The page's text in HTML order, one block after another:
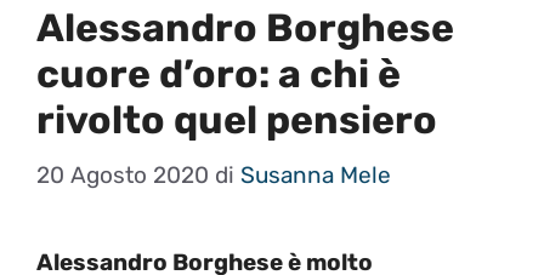
Alessandro Borghese
cuore d’oro: a chi è
rivolto quel pensiero
20 Agosto 2020 di Susanna Mele
Alessandro Borghese è molto